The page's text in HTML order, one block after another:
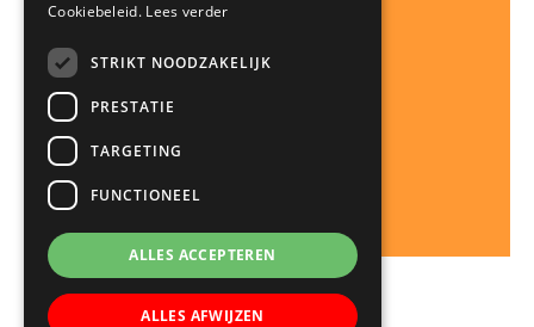
Cookiebeleid. Lees verder
STRIKT NOODZAKELIJK
PRESTATIE
TARGETING
FUNCTIONEEL
ALLES ACCEPTEREN
ALLES AFWIJZEN